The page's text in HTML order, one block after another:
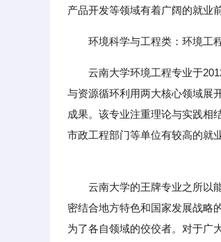
产品开发等领域有着广阔的就业
环境科学与工程类：环境工
云南大学环境工程专业于
与资源循环利用两大核心领域展
成果。该专业注重理论与实践相
市政工程部门等单位有较高的就
云南大学的王牌专业之所以能
密结合地方特色和国家发展战略
为了各自领域的佼佼者。对于广